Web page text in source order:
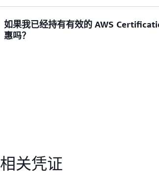
本的此考试来获得再认证。
如果我已经持有有效的 AWS
惠吗？
相关凭证